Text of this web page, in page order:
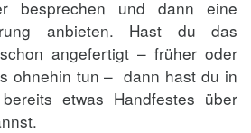
besprechen und dann eine
anbieten. Hast du das
angefertigt – früher oder
ohnehin tun – dann hast du in
etwas Handfestes über